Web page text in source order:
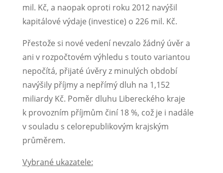
mil. Kč, a naopak oproti roku 2012 navýšil
kapitálové výdaje (investice) o 226 mil. Kč.
Přestože si nové vedení nevzalo žádný úvěr a
ani v rozpočtovém výhledu s touto variantou
nepočítá, přijaté úvěry z minulých období
navýšily příjmy a nepřímý dluh na 1,152
miliardy Kč. Poměr dluhu Libereckého kraje
k provozním příjmům činí 18 %, což je i nadále
v souladu s celorepublikovým krajským
průměrem.
Vybrané ukazatele: